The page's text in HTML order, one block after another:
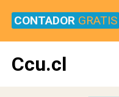
CONTADOR GRATIS
Ccu.cl